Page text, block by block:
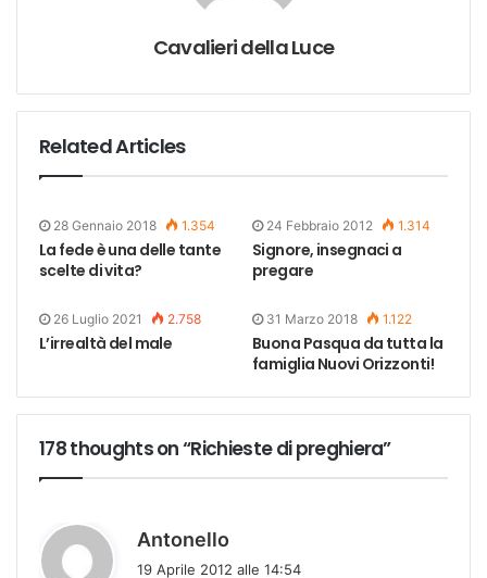
Cavalieri della Luce
Related Articles
28 Gennaio 2018 1.354
La fede è una delle tante
scelte di vita?
24 Febbraio 2012 1.314
Signore, insegnaci a
pregare
26 Luglio 2021 2.758
L’irrealtà del male
31 Marzo 2018 1.122
Buona Pasqua da tutta la
famiglia Nuovi Orizzonti!
178 thoughts on “Richieste di preghiera”
Antonello
19 Aprile 2012 alle 14:54